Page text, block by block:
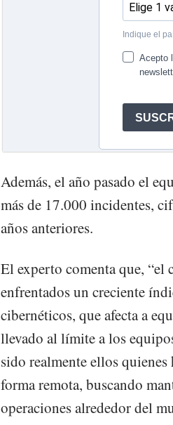
Además, el año pasado el
más de 17.000 incidentes,
años anteriores.
El experto comenta que, “el
enfrentados un creciente
cibernéticos, que afecta a
llevado al límite a los
sido realmente ellos
forma remota, buscando
operaciones alrededor del